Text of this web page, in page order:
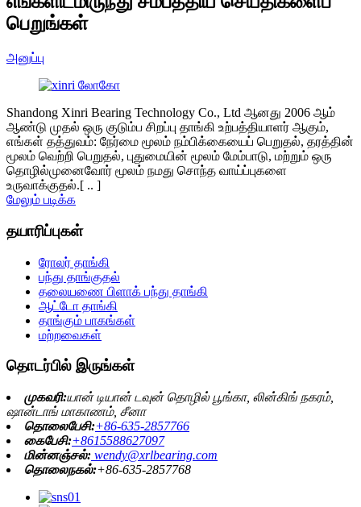
பெறுங்கள்
அனுப்பு
Shandong Xinri Bearing Technology Co., Ltd ஆனது 2006 ஆம்
ஆண்டு முதல் ஒரு குடும்ப சிறப்பு தாங்கி உற்பத்தியாளர் ஆகும்,
எங்கள் தத்துவம்: நேர்மை மூலம் நம்பிக்கையைப் பெறுதல், தரத்தின்
மூலம் வெற்றி பெறுதல், புதுமையின் மூலம் மேம்பாடு, மற்றும் ஒரு
தொழில்முனைவோர் மூலம் நமது சொந்த வாய்ப்புகளை
உருவாக்குதல்.[ .. ]
மேலும் படிக்க
தயாரிப்புகள்
ரோலர் தாங்கி
பந்து தாங்குதல்
தலையணை பிளாக் பந்து தாங்கி
ஆட்டோ தாங்கி
தாங்கும் பாகங்கள்
மற்றவைகள்
தொடர்பில் இருங்கள்
முகவரி:யான் டியான் டவுன் தொழில் பூங்கா, லின்கிங் நகரம்,
ஷான்டாங் மாகாணம், சீனா
தொலைபேசி:+86-635-2857766
கைபேசி:+8615588627097
மின்னஞ்சல்: wendy@xrlbearing.com
தொலைநகல்:+86-635-2857768